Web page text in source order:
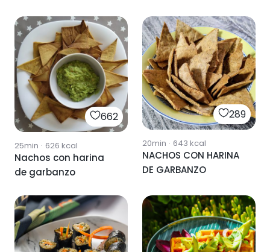
662
25min · 626 kcal
Nachos con harina
de garbanzo
289
20min · 643 kcal
NACHOS CON HARINA
DE GARBANZO